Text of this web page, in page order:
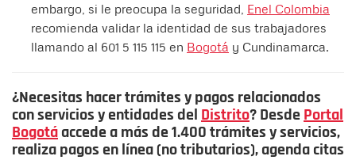
embargo, si le preocupa la seguridad, Enel Colombia
recomienda validar la identidad de sus trabajadores
llamando al 601 5 115 115 en Bogotá y Cundinamarca.
¿Necesitas hacer trámites y pagos relacionados
con servicios y entidades del Distrito? Desde Portal
Bogotáaccede a más de 1.400 trámites y servicios,
realiza pagos en línea (no tributarios), agenda citas